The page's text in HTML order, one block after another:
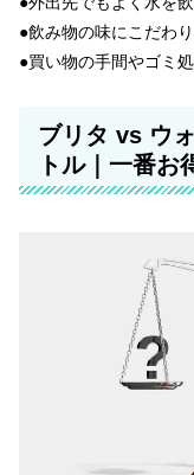
●飲み物の味にこだわ
●買い物の手間やゴミ
ブリタ vs ウ
トル｜一番お